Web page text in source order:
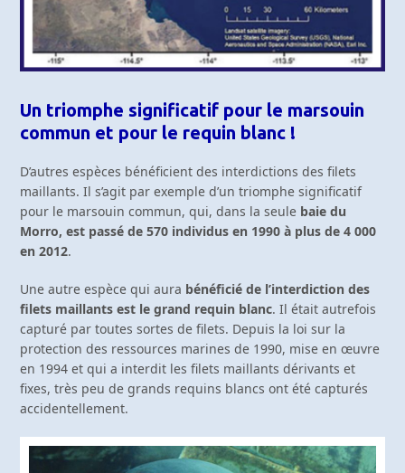
Un triomphe significatif pour le marsouin
commun et pour le requin blanc !
D’autres espèces bénéficient des interdictions des filets
maillants. Il s’agit par exemple d’un triomphe significatif
pour le marsouin commun, qui, dans la seule baie du
Morro, est passé de 570 individus en 1990 à plus de 4 000
en 2012.
Une autre espèce qui aura bénéficié de l’interdiction des
filets maillants est le grand requin blanc. Il était autrefois
capturé par toutes sortes de filets. Depuis la loi sur la
protection des ressources marines de 1990, mise en œuvre
en 1994 et qui a interdit les filets maillants dérivants et
fixes, très peu de grands requins blancs ont été capturés
accidentellement.